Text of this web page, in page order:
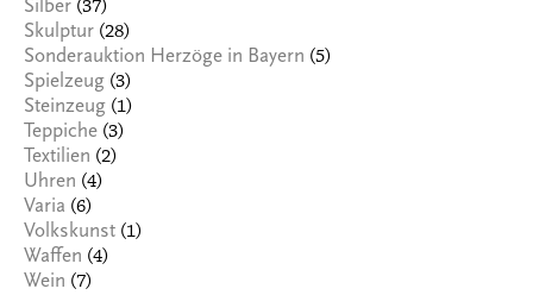
Silber (37)
Skulptur (28)
Sonderauktion Herzöge in Bayern (5)
Spielzeug (3)
Steinzeug (1)
Teppiche (3)
Textilien (2)
Uhren (4)
Varia (6)
Volkskunst (1)
Waffen (4)
Wein (7)